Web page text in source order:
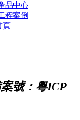
品中心
程案例
頁
號：粵ICP